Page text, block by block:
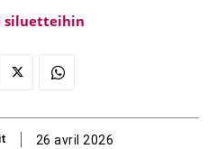
siluetteihin
26 avril 2026